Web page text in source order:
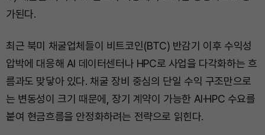
가된다.
최근 북미 채굴업체들이 비트코인(BTC) 반감기 이후 수익성
압박에 대응해 AI 데이터센터나 HPC로 사업을 다각화하는 흐
름과도 맞닿아 있다. 채굴 장비 중심의 단일 수익 구조만으로
는 변동성이 크기 때문에, 장기 계약이 가능한 AI·HPC 수요를
붙여 현금흐름을 안정화하려는 전략으로 읽힌다.